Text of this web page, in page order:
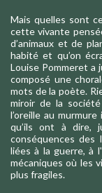
Mais quelles sont
cette vivante
d’animaux et de
habité et qu’on
Louise Pommeret a
composé une
mots de la poète.
miroir de la société
l’oreille au
qu’ils ont à dire,
conséquences des
liées à la guerre, à
mécaniques où les
plus fragiles.